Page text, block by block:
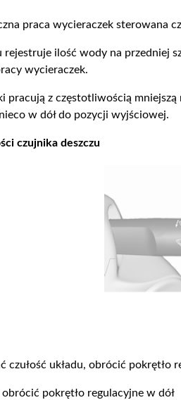
praca wycieraczek sterowana
rejestruje ilość wody na przedniej
wycieraczek.
pracują z częstotliwością
w dół do pozycji wyjściowej.
czujnika deszczu
czułość układu, obrócić pokrętło
obrócić pokrętło regulacyjne w dół